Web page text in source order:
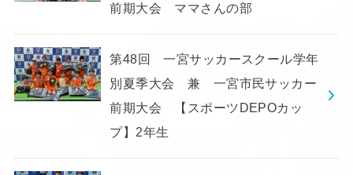
前期大会 ママさんの部
第48回 一宮サッカースクール学年
別夏季大会 兼 一宮市民サッカー
前期大会 【スポーツDEPOカッ
プ】2年生